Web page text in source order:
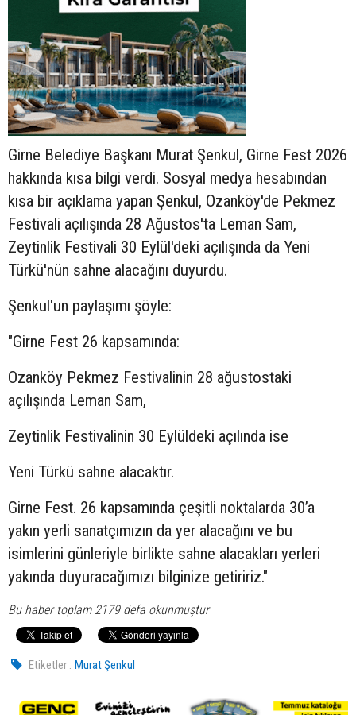
Girne Belediye Başkanı Murat Şenkul, Girne Fest 2026
hakkında kısa bilgi verdi. Sosyal medya hesabından
kısa bir açıklama yapan Şenkul, Ozanköy'de Pekmez
Festivali açılışında 28 Ağustos'ta Leman Sam,
Zeytinlik Festivali 30 Eylül'deki açılışında da Yeni
Türkü'nün sahne alacağını duyurdu.
Şenkul'un paylaşımı şöyle:
"Girne Fest 26 kapsamında:
Ozanköy Pekmez Festivalinin 28 ağustostaki
açılışında Leman Sam,
Zeytinlik Festivalinin 30 Eylüldeki açılında ise
Yeni Türkü sahne alacaktır.
Girne Fest. 26 kapsamında çeşitli noktalarda 30’a
yakın yerli sanatçımızın da yer alacağını ve bu
isimlerini günleriyle birlikte sahne alacakları yerleri
yakında duyuracağımızı bilginize getiririz."
Bu haber toplam 2179 defa okunmuştur
Etiketler : Murat Şenkul